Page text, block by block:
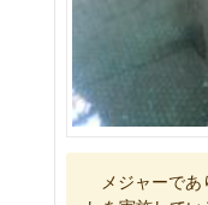
メジャーで